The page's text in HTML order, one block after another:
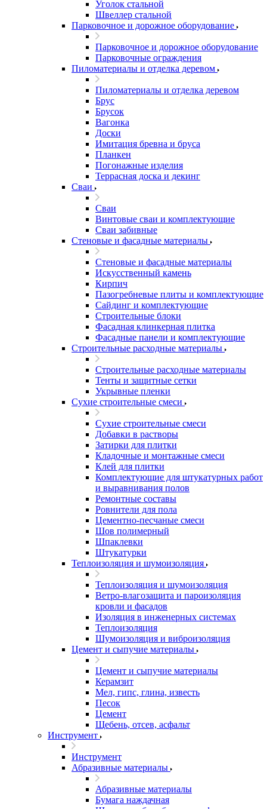
Уголок стальной
Швеллер стальной
Парковочное и дорожное оборудование
Парковочное и дорожное оборудование
Парковочные ограждения
Пиломатериалы и отделка деревом
Пиломатериалы и отделка деревом
Брус
Брусок
Вагонка
Доски
Имитация бревна и бруса
Планкен
Погонажные изделия
Террасная доска и декинг
Сваи
Сваи
Винтовые сваи и комплектующие
Сваи забивные
Стеновые и фасадные материалы
Стеновые и фасадные материалы
Искусственный камень
Кирпич
Пазогребневые плиты и комплектующие
Сайдинг и комплектующие
Строительные блоки
Фасадная клинкерная плитка
Фасадные панели и комплектующие
Строительные расходные материалы
Строительные расходные материалы
Тенты и защитные сетки
Укрывные пленки
Сухие строительные смеси
Сухие строительные смеси
Добавки в растворы
Затирки для плитки
Кладочные и монтажные смеси
Клей для плитки
Комплектующие для штукатурных работ
и выравнивания полов
Ремонтные составы
Ровнители для пола
Цементно-песчаные смеси
Шов полимерный
Шпаклевки
Штукатурки
Теплоизоляция и шумоизоляция
Теплоизоляция и шумоизоляция
Ветро-влагозащита и пароизоляция
кровли и фасадов
Изоляция в инженерных системах
Теплоизоляция
Шумоизоляция и виброизоляция
Цемент и сыпучие материалы
Цемент и сыпучие материалы
Керамзит
Мел, гипс, глина, известь
Песок
Цемент
Щебень, отсев, асфальт
Инструмент
Инструмент
Абразивные материалы
Абразивные материалы
Бумага наждачная